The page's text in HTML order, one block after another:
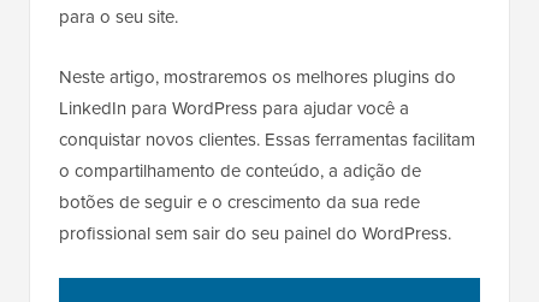
para o seu site.
Neste artigo, mostraremos os melhores plugins do
LinkedIn para WordPress para ajudar você a
conquistar novos clientes. Essas ferramentas facilitam
o compartilhamento de conteúdo, a adição de
botões de seguir e o crescimento da sua rede
profissional sem sair do seu painel do WordPress.